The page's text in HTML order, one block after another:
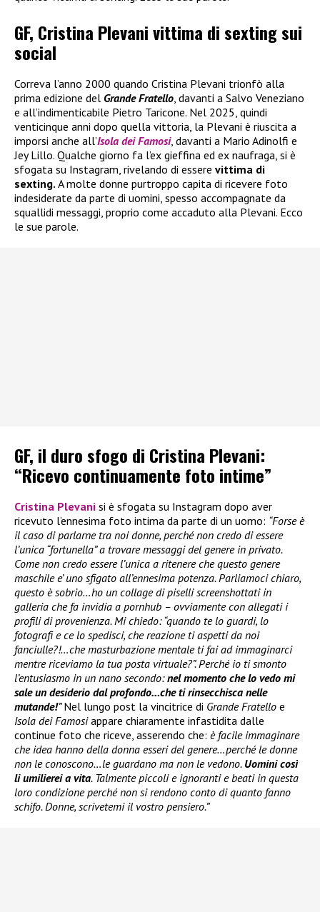
GF, Cristina Plevani vittima di sexting sui
social
Correva l’anno 2000 quando Cristina Plevani trionfò alla
prima edizione del Grande Fratello , davanti a Salvo Veneziano
e all’indimenticabile Pietro Taricone. Nel 2025, quindi
venticinque anni dopo quella vittoria, la Plevani è riuscita a
imporsi anche all’Isola dei Famosi, davanti a Mario Adinolfi e
Jey Lillo. Qualche giorno fa l’ex gieffina ed ex naufraga, si è
sfogata su Instagram, rivelando di essere vittima di
sexting. A molte donne purtroppo capita di ricevere foto
indesiderate da parte di uomini, spesso accompagnate da
squallidi messaggi, proprio come accaduto alla Plevani. Ecco
le sue parole.
GF, il duro sfogo di Cristina Plevani:
“Ricevo continuamente foto intime”
Cristina Plevani si è sfogata su Instagram dopo aver
ricevuto l’ennesima foto intima da parte di un uomo: “Forse è
il caso di parlarne tra noi donne, perché non credo di essere
l’unica “fortunella” a trovare messaggi del genere in privato.
Come non credo essere l’unica a ritenere che questo genere
maschile e’ uno sfigato all’ennesima potenza. Parliamoci chiaro,
questo è sobrio…ho un collage di piselli screenshottati in
galleria che fa invidia a pornhub – ovviamente con allegati i
profili di provenienza. Mi chiedo: “quando te lo guardi, lo
fotografi e ce lo spedisci, che reazione ti aspetti da noi
fanciulle?!…che masturbazione mentale ti fai ad immaginarci
mentre riceviamo la tua posta virtuale?”. Perché io ti smonto
l’entusiasmo in un nano secondo:nel momento che lo vedo mi
sale un desiderio dal profondo…che ti rinsecchisca nelle
mutande!”Nel lungo post la vincitrice di Grande Fratello e
Isola dei Famosiappare chiaramente infastidita dalle
continue foto che riceve, asserendo che: è facile immaginare
che idea hanno della donna esseri del genere…perché le donne
non le conoscono…le guardano ma non le vedono. Uomini così
li umilierei a vita. Talmente piccoli e ignoranti e beati in questa
loro condizione perché non si rendono conto di quanto fanno
schifo. Donne, scrivetemi il vostro pensiero.”